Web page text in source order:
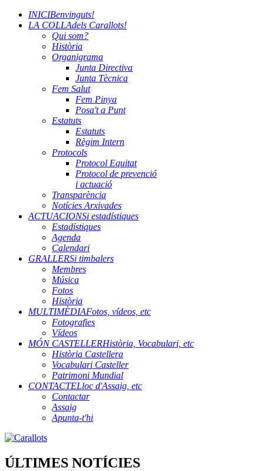
INICIBenvinguts!
LA COLLAdels Carallots!
Qui som?
Història
Organigrama
Junta Directiva
Junta Tècnica
Fem Salut
Fem Pinya
Posa't a Punt
Estatuts
Estatuts
Règim Intern
Protocols
Protocol Equitat
Protocol de prevenció
i actuació
Transparència
Notícies Arxivades
ACTUACIONSi estadístiques
Estadístiques
Agenda
Calendari
GRALLERSi timbalers
Membres
Música
Fotos
Història
MULTIMÈDIAFotos, vídeos, etc
Fotografies
Vídeos
MÓN CASTELLERHistòria, Vocabulari, etc
Història Castellera
Vocabulari Casteller
Patrimoni Mundial
CONTACTELloc d'Assaig, etc
Contactar
Assaig
Apunta-t'hi
ÚLTIMES NOTÍCIES